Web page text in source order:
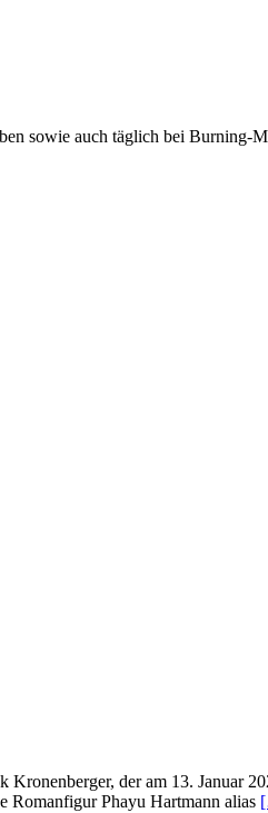
sowie auch täglich bei Burning-
der am 13. Januar
Romanfigur Phayu Hartmann alias